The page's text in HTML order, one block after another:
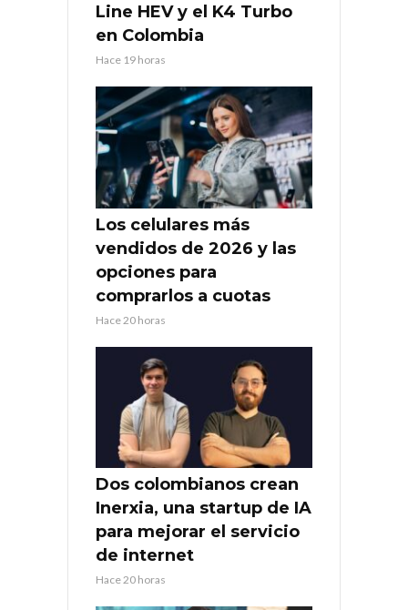
Line HEV y el K4 Turbo
en Colombia
Hace 19 horas
Los celulares más
vendidos de 2026 y las
opciones para
comprarlos a cuotas
Hace 20 horas
Dos colombianos crean
Inerxia, una startup de IA
para mejorar el servicio
de internet
Hace 20 horas